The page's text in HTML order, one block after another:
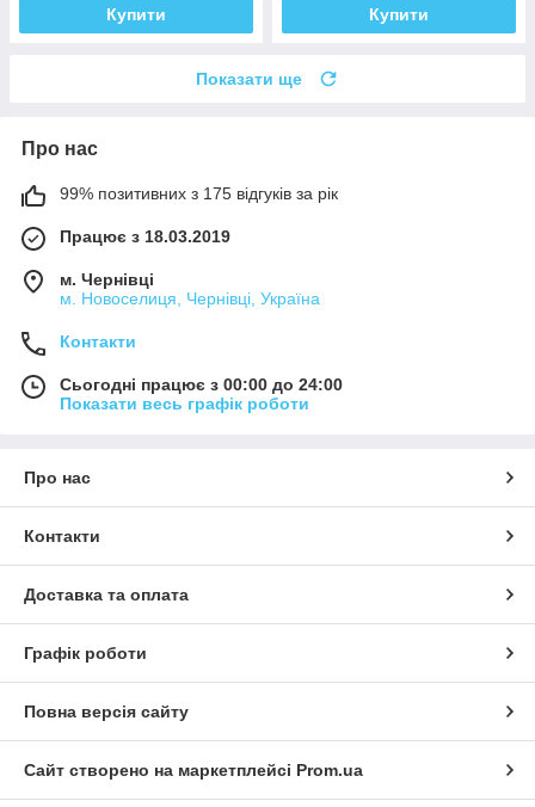
Купити Купити
Показати ще
Про нас
99% позитивних з 175 відгуків за рік
Працює з 18.03.2019
м. Чернівці
м. Новоселиця, Чернівці, Україна
Контакти
Сьогодні працює з 00:00 до 24:00
Показати весь графік роботи
Про нас
Контакти
Доставка та оплата
Графік роботи
Повна версія сайту
Сайт створено на маркетплейсі Prom.ua